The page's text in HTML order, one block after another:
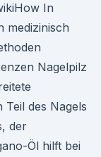
In
medizinisch
Nagelpilz
des Nagels
der
Öl hilft bei